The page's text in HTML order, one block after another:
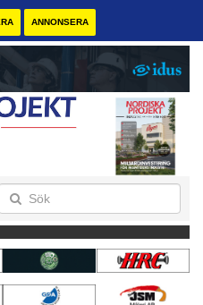
ANNONSERA